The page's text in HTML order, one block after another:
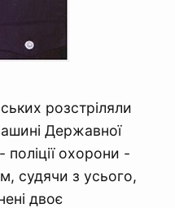
розстріляли
Державної
охорони -
судячи з усього,
двоє